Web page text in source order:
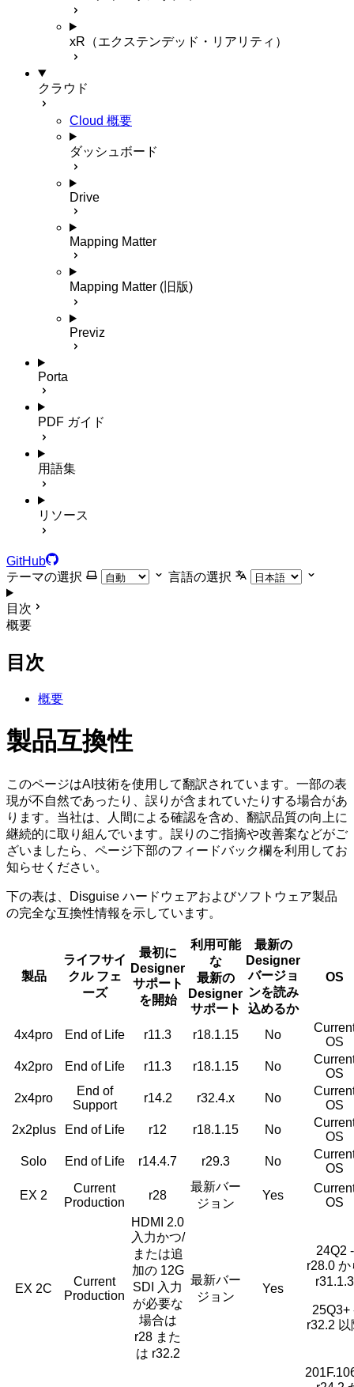
xR（エクステンデッド・リアリティ）
クラウド
Cloud 概要
ダッシュボード
Drive
Mapping Matter
Mapping Matter (旧版)
Previz
Porta
PDF ガイド
用語集
リソース
GitHub
テーマの選択
言語の選択
目次
概要
目次
概要
製品互換性
このページはAI技術を使用して翻訳されています。一部の表
現が不自然であったり、誤りが含まれていたりする場合があ
ります。当社は、人間による確認を含め、翻訳品質の向上に
継続的に取り組んでいます。誤りのご指摘や改善案などがご
ざいましたら、ページ下部のフィードバック欄を利用してお
知らせください。
下の表は、Disguise ハードウェアおよびソフトウェア製品
の完全な互換性情報を示しています。
製品
ライフサイ
クル フェ
ーズ
最初に
Designer
サポート
を開始
利用可能
な
最新の
Designer
サポート
最新の
Designer
バージョ
ンを読み
込めるか
OS
4x4pro End of Life r11.3 r18.1.15 No
OS
4x2pro
End of Life r11.3 r18.1.15 No
OS
2x4pro
End of
Support
r14.2 r32.4.x No
OS
2x2plus
End of Life r12 r18.1.15 No
OS
Solo
End of Life r14.4.7 r29.3 No
OS
EX 2
Current
Production
r28
最新バー
ジョン
Yes
OS
EX 2C
Current
Production
HDMI 2.0
入力かつ/
または追
加の 12G
SDI 入力
が必要な
場合は
r28 また
は r32.2
最新バー
ジョン
Yes
24Q2 -
r28.0 か
r31.1.3
25Q3+
r32.2 以